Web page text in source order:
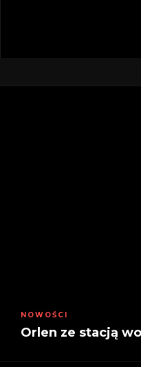
NOWOŚCI
Orlen ze stacją